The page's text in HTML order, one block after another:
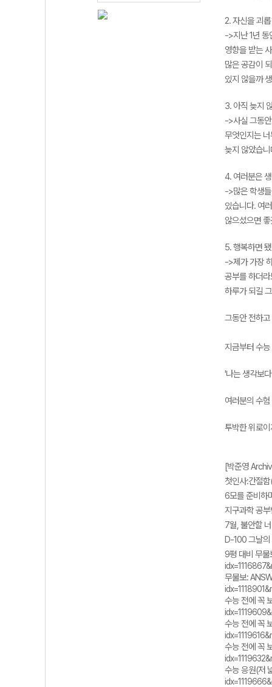
2. 자신을 괴
->지난 1년 동
영향을 받는
많은 공감이
있지 않을까
3. 아직 늦지
->사실 그동
무엇인지는
늦지 않았습
4. 여러분은
->많은 학생
있습니다. 여
않으셨으면
5. 행복하면
->제가 가장
공부를 하더
하루가 되길
그동안 전하
지금부터 수
'나는 생각보
여러분의 수
투박한 위로
[박준영
첫인사:간절
6모를 준비하
지구과학 공
7월, 불안할
D-100 그날
9평 대비 무
무물보:
수능 전에 꼭
수능 전에 꼭
수능 전에 꼭
수능 응원(저